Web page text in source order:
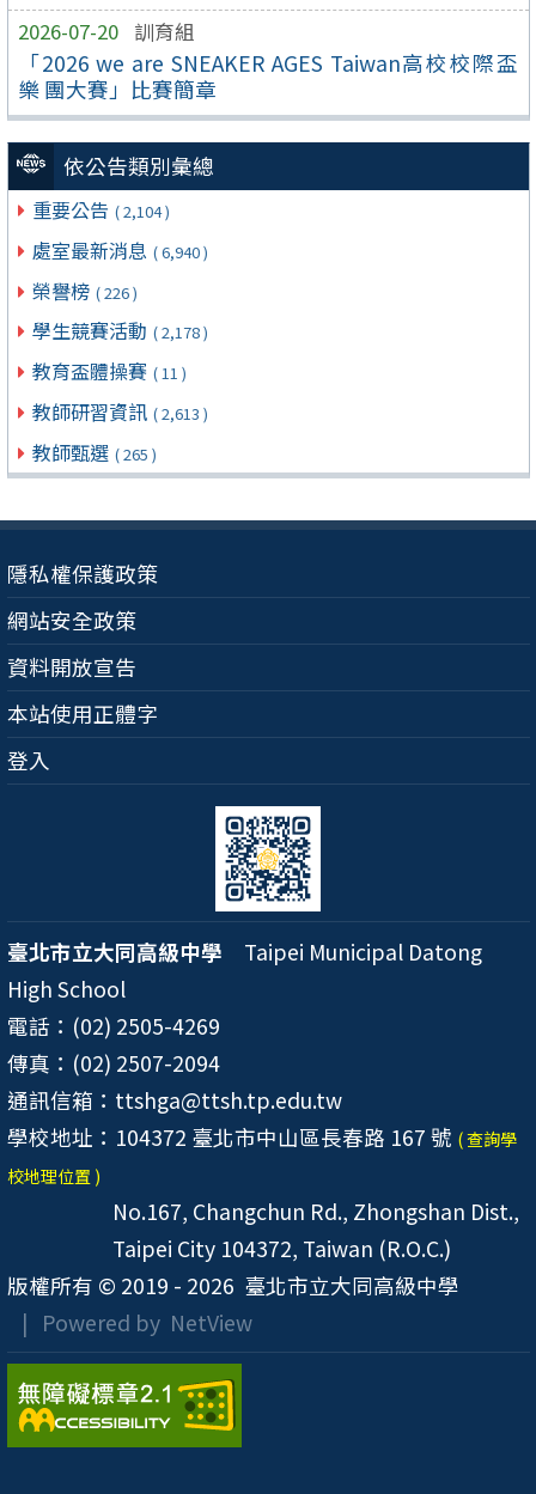
2026-07-20 訓育組
「2026 we are SNEAKER AGES Taiwan高校校際盃
樂 團大賽」比賽簡章
依公告類別彙總
重要公告 ( 2,104 )
處室最新消息 ( 6,940 )
榮譽榜 ( 226 )
學生競賽活動 ( 2,178 )
教育盃體操賽 ( 11 )
教師研習資訊 ( 2,613 )
教師甄選 ( 265 )
隱私權保護政策
網站安全政策
資料開放宣告
本站使用正體字
登入
臺北市立大同高級中學 Taipei Municipal Datong
High School
電話：(02) 2505-4269
傳真：(02) 2507-2094
通訊信箱：ttshga@ttsh.tp.edu.tw
學校地址：104372 臺北市中山區長春路 167 號 ( 查詢學
校地理位置 )
No.167, Changchun Rd., Zhongshan Dist.,
Taipei City 104372, Taiwan (R.O.C.)
版權所有 © 2019 - 2026 臺北市立大同高級中學
| Powered by NetView